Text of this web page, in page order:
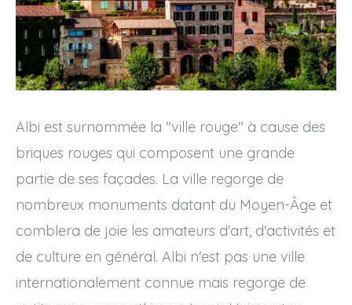
Albi est surnommée la "ville rouge" à cause des
briques rouges qui composent une grande
partie de ses façades. La ville regorge de
nombreux monuments datant du Moyen-Âge et
comblera de joie les amateurs d'art, d'activités et
de culture en général. Albi n'est pas une ville
internationalement connue mais regorge de